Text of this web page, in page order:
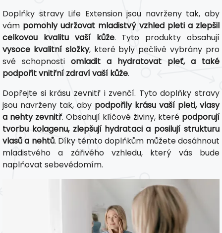
Doplňky stravy Life Extension jsou navrženy tak, aby
vám pomohly udržovat mladistvý vzhled pleti a zlepšil
celkovou kvalitu vaší kůže. Tyto produkty obsahují
vysoce kvalitní složky, které byly pečlivě vybrány pro
své schopnosti omladit a hydratovat pleť, a také
podpořit vnitřní zdraví vaší kůže.
Dopřejte si krásu zevnitř i zvenčí. Tyto doplňky stravy
jsou navrženy tak, aby podpořily krásu vaší pleti, vlasy
a nehty zevnitř. Obsahují klíčové živiny, které podporují
tvorbu kolagenu, zlepšují hydrataci a posilují strukturu
vlasů a nehtů. Díky těmto doplňkům můžete dosáhnout
mladistvého a zářivého vzhledu, který vás bude
naplňovat sebevědomím.